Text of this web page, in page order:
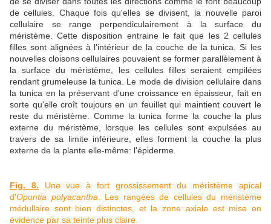
de cellules. Chaque fois qu'elles se divisent, la nouvelle paroi
cellulaire se range perpendiculairement à la surface du
méristème. Cette disposition entraine le fait que les 2 cellules
filles sont alignées à l'intérieur de la couche de la tunica. Si les
nouvelles cloisons cellulaires pouvaient se former parallèlement à
la surface du méristème, les cellules filles seraient empilées
rendant grumeleuse la tunica. Le mode de division cellulaire dans
la tunica en la préservant d'une croissance en épaisseur, fait en
sorte qu'elle croît toujours en un feuillet qui maintient couvert le
reste du méristème. Comme la tunica forme la couche la plus
externe du méristème, lorsque les cellules sont expulsées au
travers de sa limite inférieure, elles forment la couche la plus
externe de la plante elle-même: l'épiderme.
Fig. 8. Une vue à fort grossissement du méristème apical
d'Opuntia polyacantha . Les rangées de cellules du méristème
médullaire sont bien distinctes, et la zone axiale est mise en
évidence par sa teinte plus claire.